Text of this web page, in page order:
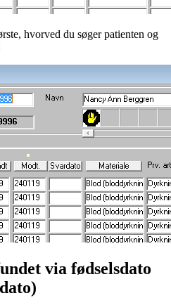
hvorved du søger patienten og
via fødselsdato